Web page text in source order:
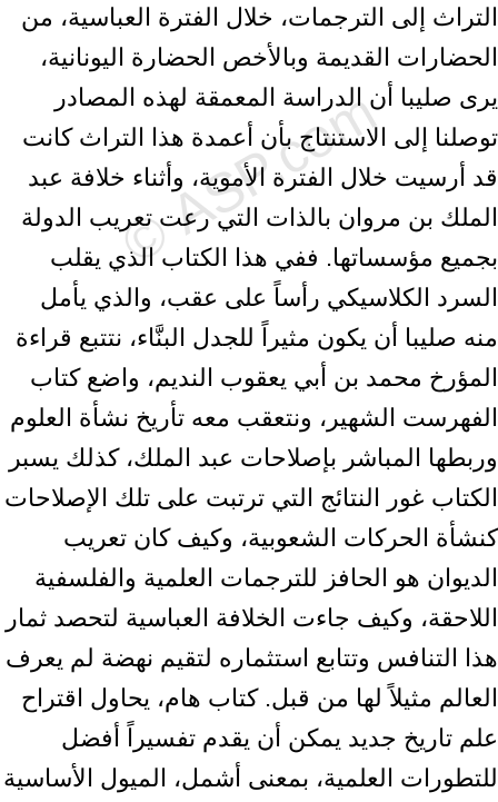
التراث إلى الترجمات، خلال الفترة العباسية، من
الحضارات القديمة وبالأخص الحضارة اليونانية،
يرى صليبا أن الدراسة المعمقة لهذه المصادر
توصلنا إلى الاستنتاج بأن أعمدة هذا التراث كانت
قد أرسيت خلال الفترة الأموية، وأثناء خلافة عبد
الملك بن مروان بالذات التي رعت تعريب الدولة
بجميع مؤسساتها. ففي هذا الكتاب الذي يقلب
السرد الكلاسيكي رأساً على عقب، والذي يأمل
منه صليبا أن يكون مثيراً للجدل البنَّاء، نتتبع قراءة
المؤرخ محمد بن أبي يعقوب النديم، واضع كتاب
الفهرست الشهير، ونتعقب معه تأريخ نشأة العلوم
وربطها المباشر بإصلاحات عبد الملك، كذلك يسبر
الكتاب غور النتائج التي ترتبت على تلك الإصلاحات
كنشأة الحركات الشعوبية، وكيف كان تعريب
الديوان هو الحافز للترجمات العلمية والفلسفية
اللاحقة، وكيف جاءت الخلافة العباسية لتحصد ثمار
هذا التنافس وتتابع استثماره لتقيم نهضة لم يعرف
العالم مثيلاً لها من قبل. كتاب هام، يحاول اقتراح
علم تاريخ جديد يمكن أن يقدم تفسيراً أفضل
للتطورات العلمية، بمعنى أشمل، الميول الأساسية